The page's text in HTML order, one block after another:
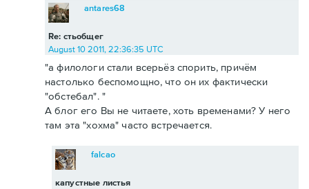
Re: стьобщег
antares68
August 10 2011, 22:36:35 UTC
"а филологи стали всерьёз спорить, причём
настолько беспомощно, что он их фактически
"обстебал". "
А блог его Вы не читаете, хоть временами? У него
там эта "хохма" часто встречается.
капустные листья
falcao